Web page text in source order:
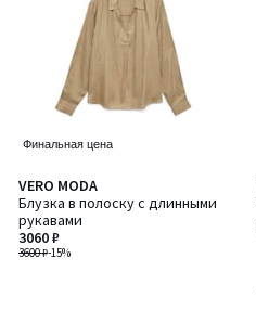
Финальная цена
VERO MODA
Блузка в полоску с длинными
рукавами
3600 ₽-15%
3060 ₽